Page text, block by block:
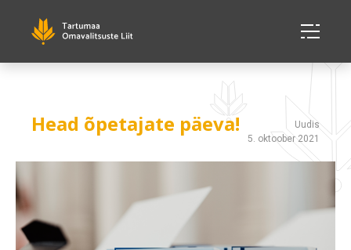
Head õpetajate päeva!
Uudis
5. oktoober 2021